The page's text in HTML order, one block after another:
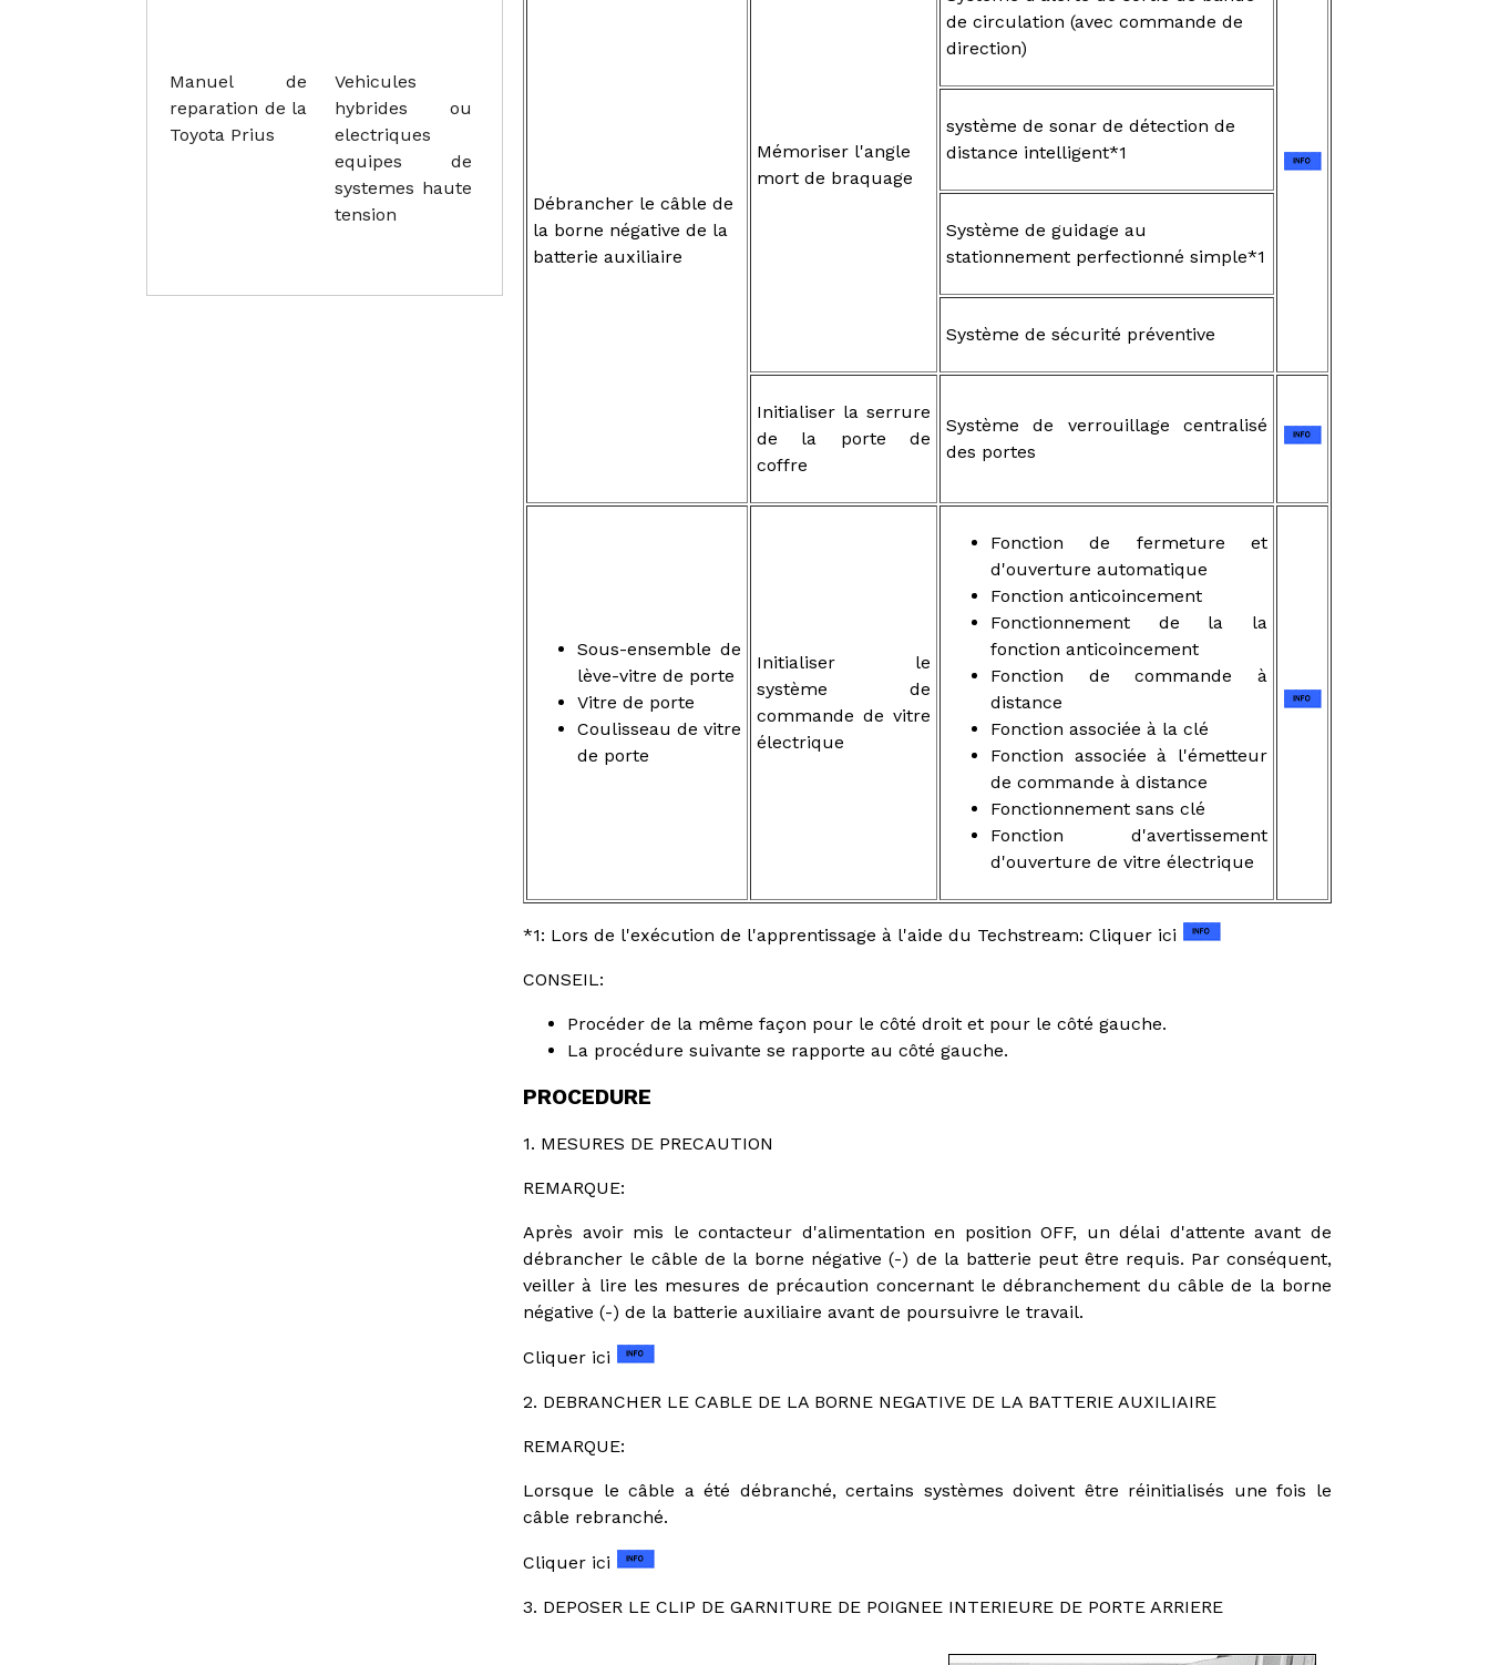
Débrancher le câble de
la borne négative de la
batterie auxiliaire
Mémoriser l'angle
mort de braquage
de circulation (avec commande de
direction)
système de sonar de détection de
distance intelligent*1
Système de guidage au
stationnement perfectionné simple*1
Système de sécurité préventive
Initialiser la serrure
de la porte de
coffre
Système de verrouillage centralisé
des portes
Sous-ensemble de
lève-vitre de porte
Vitre de porte
Coulisseau de vitre
de porte
Initialiser le
système de
commande de vitre
électrique
Fonction de fermeture et
d'ouverture automatique
Fonction anticoincement
Fonctionnement de la la
fonction anticoincement
Fonction de commande à
distance
Fonction associée à la clé
Fonction associée à l'émetteur
de commande à distance
Fonctionnement sans clé
Fonction d'avertissement
d'ouverture de vitre électrique
*1: Lors de l'exécution de l'apprentissage à l'aide du Techstream: Cliquer ici
CONSEIL:
Procéder de la même façon pour le côté droit et pour le côté gauche.
La procédure suivante se rapporte au côté gauche.
PROCEDURE
1. MESURES DE PRECAUTION
REMARQUE:
Après avoir mis le contacteur d'alimentation en position OFF, un délai d'attente avant de
débrancher le câble de la borne négative (-) de la batterie peut être requis. Par conséquent,
veiller à lire les mesures de précaution concernant le débranchement du câble de la borne
négative (-) de la batterie auxiliaire avant de poursuivre le travail.
Cliquer ici
2. DEBRANCHER LE CABLE DE LA BORNE NEGATIVE DE LA BATTERIE AUXILIAIRE
REMARQUE:
Lorsque le câble a été débranché, certains systèmes doivent être réinitialisés une fois le
câble rebranché.
Cliquer ici
3. DEPOSER LE CLIP DE GARNITURE DE POIGNEE INTERIEURE DE PORTE ARRIERE
Manuel de
reparation de la
Toyota Prius
Vehicules
hybrides ou
electriques
equipes de
systemes haute
tension